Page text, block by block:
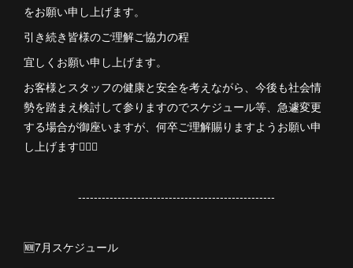
をお願い申し上げます。
引き続き皆様のご理解ご協力の程
宜しくお願い申し上げます。
お客様とスタッフの健康と安全を考えながら、今後も社会情
勢を踏まえ検討して参りますのでスケジュール等、急遽変更
する場合が御座いますが、何卒ご理解賜りますようお願い申
し上げます🙇🏻‍♀️
--------------------------------------------------
🆕7月スケジュール